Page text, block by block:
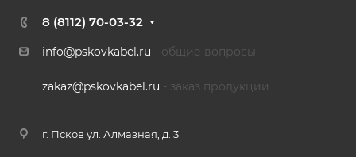
8 (8112) 70-03-32
info@pskovkabel.ru - общие вопросы
zakaz@pskovkabel.ru - заказ продукции
г. Псков ул. Алмазная, д. 3